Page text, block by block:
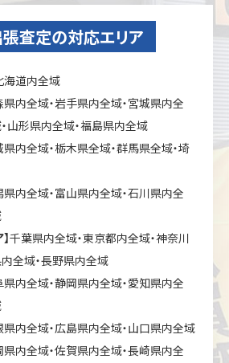
査定の対応エリア
海道内全域
内全域・岩手県内全域・宮城県内全
山形県内全域・福島県内全域
内全域・栃木県全域・群馬県全域・埼
内全域・富山県内全域・石川県内全
千葉県内全域・東京都内全域・神奈川
全域・長野県内全域
県内全域・静岡県内全域・愛知県内全
県内全域・広島県内全域・山口県内全域
内全域・佐賀県内全域・長崎県内全